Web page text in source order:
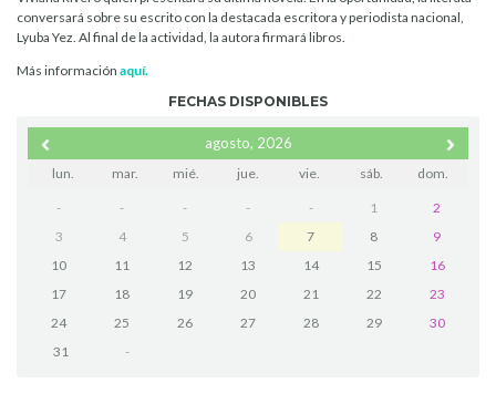
conversará sobre su escrito con la destacada escritora y periodista nacional,
Lyuba Yez. Al final de la actividad, la autora firmará libros.
Más información aquí.
FECHAS DISPONIBLES
agosto, 2026
lun. mar. mié. jue. vie. sáb. dom.
- - - - - 1
2
3
4 5 6 7 8
9
10
11 12 13 14 15
16
17
18 19 20 21 22
23
24
25 26 27 28 29
30
31
-